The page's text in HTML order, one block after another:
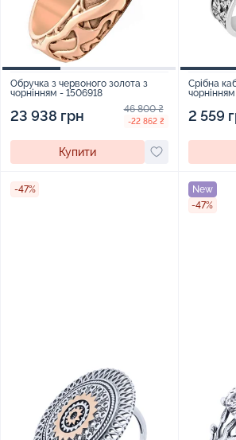
Обручка з червоного золота з
чорнінням - 1506918
23 938 грн 46 800 ₴
-22 862 ₴
Купити
Срібна
2 559
-47%
New
-47%